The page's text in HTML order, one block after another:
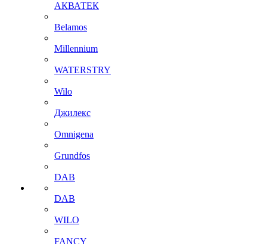
АКВАТЕК
Belamos
Millennium
WATERSTRY
Wilo
Джилекс
Omnigena
Grundfos
DAB
DAB
WILO
FANCY